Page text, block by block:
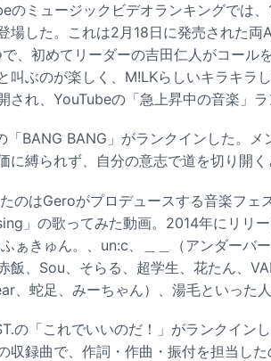
のミュージックビデオランキングでは、
場した。これは2月18日に発売された両
、初めてリーダーの吉田仁人がコール
叫ぶのが楽しく、M!LKらしいキラキ
され、YouTubeの「急上昇中の音楽」
「BANG BANG」がランクインした。
に縛られず、自分の意志で道を切り開く
のはGeroがプロデュースする音楽フ
」の歌ってみた動画。2014年にリリ
ぁきゅん。、un:c、＿＿（アンダーバ
飯、Sou、そらる、超学生、花たん、
、蛇足、みーちゃん）、湯毛といった
の「これでいいのだ！」がランクイン
収録曲で、作詞・作曲・振付を担当し